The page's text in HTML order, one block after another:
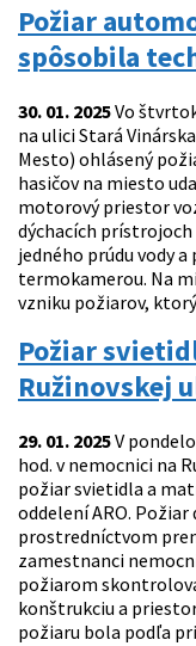
Požiar
spôsobila
30. 01. 2025Vo
na ulici Stará
Mesto) ohlásený
hasičov na miesto
motorový priestor
dýchacích
jedného prúdu vody
termokamerou. Na
vzniku požiarov,
Požiar
Ružinovskej
29. 01. 2025V
hod. v nemocnici na
požiar svietidla a
oddelení ARO.
prostredníctvom
zamestnanci
požiarom
konštrukciu a
požiaru bola podľa